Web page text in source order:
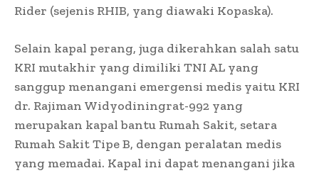
Rider (sejenis RHIB, yang diawaki Kopaska).
Selain kapal perang, juga dikerahkan salah satu
KRI mutakhir yang dimiliki TNI AL yang
sanggup menangani emergensi medis yaitu KRI
dr. Rajiman Widyodiningrat-992 yang
merupakan kapal bantu Rumah Sakit, setara
Rumah Sakit Tipe B, dengan peralatan medis
yang memadai. Kapal ini dapat menangani jika